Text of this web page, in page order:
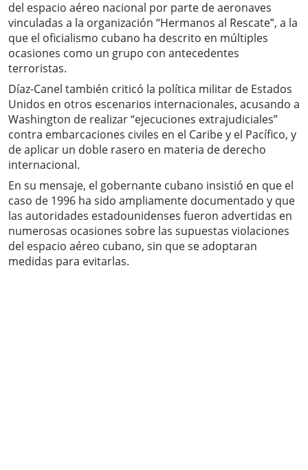
del espacio aéreo nacional por parte de aeronaves
vinculadas a la organización “Hermanos al Rescate”, a la
que el oficialismo cubano ha descrito en múltiples
ocasiones como un grupo con antecedentes
terroristas.
Díaz-Canel también criticó la política militar de Estados
Unidos en otros escenarios internacionales, acusando a
Washington de realizar “ejecuciones extrajudiciales”
contra embarcaciones civiles en el Caribe y el Pacífico, y
de aplicar un doble rasero en materia de derecho
internacional.
En su mensaje, el gobernante cubano insistió en que el
caso de 1996 ha sido ampliamente documentado y que
las autoridades estadounidenses fueron advertidas en
numerosas ocasiones sobre las supuestas violaciones
del espacio aéreo cubano, sin que se adoptaran
medidas para evitarlas.